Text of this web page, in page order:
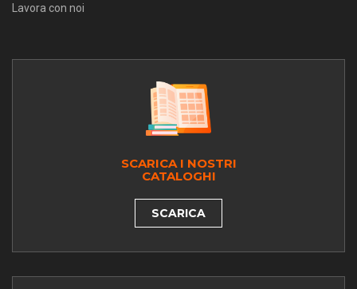
Lavora con noi
SCARICA I NOSTRI
CATALOGHI
SCARICA